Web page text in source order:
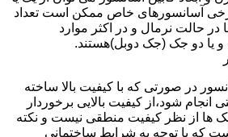
آسانسورهای خاص ممکن است تعداد
حالت نرمال و در اکثر موارد
و یا دو جک (جک دوبل)هستند.
در صورتی که با کیفیت بالا ساخته
شود،از کیفیت بالایی برخوردار
ها از نظر کیفیت منطقی نیست و نکته
که با توجه به شرایط ساختمانی